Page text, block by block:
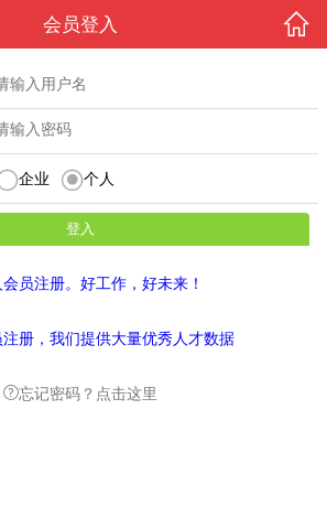
会员登入
企业 个人
员注册。好工作，好未来！
册，我们提供大量优秀人才数据
忘记密码？点击这里